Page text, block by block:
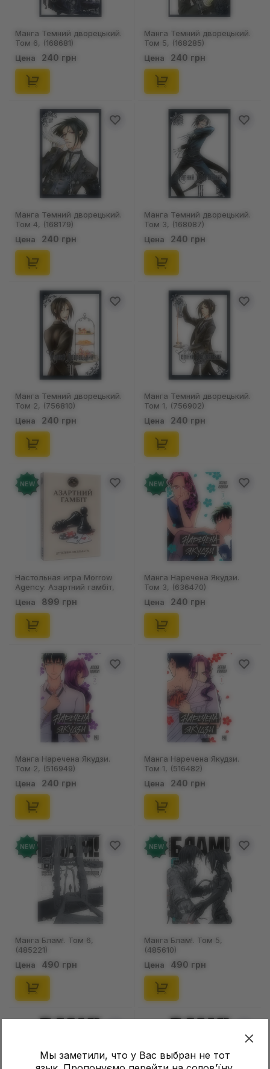
Мы заметили, что у Вас выбран не тот
Манга Темний дворецький.
Том 6, (168681)
Цена 240 грн
Манга Темний дворецький.
Том 5, (168285)
Цена 240 грн
Манга Темний дворецький.
Том 4, (168179)
Цена 240 грн
Манга Темний дворецький.
Том 3, (168087)
Цена 240 грн
Манга Темний дворецький.
Том 2, (756810)
Цена 240 грн
Манга Темний дворецький.
Том 1, (756902)
Цена 240 грн
NEW
Настольная игра Morrow
Agency: Азартний гамбіт,
(770004)
Цена 899 грн
NEW
Манга Наречена Якудзи.
Том 3, (636470)
Цена 240 грн
Манга Наречена Якудзи.
Том 2, (516949)
Цена 240 грн
Манга Наречена Якудзи.
Том 1, (516482)
Цена 240 грн
NEW
Манга Блам!. Том 6,
(485221)
Цена 490 грн
NEW
Манга Блам!. Том 5,
(485610)
Цена 490 грн